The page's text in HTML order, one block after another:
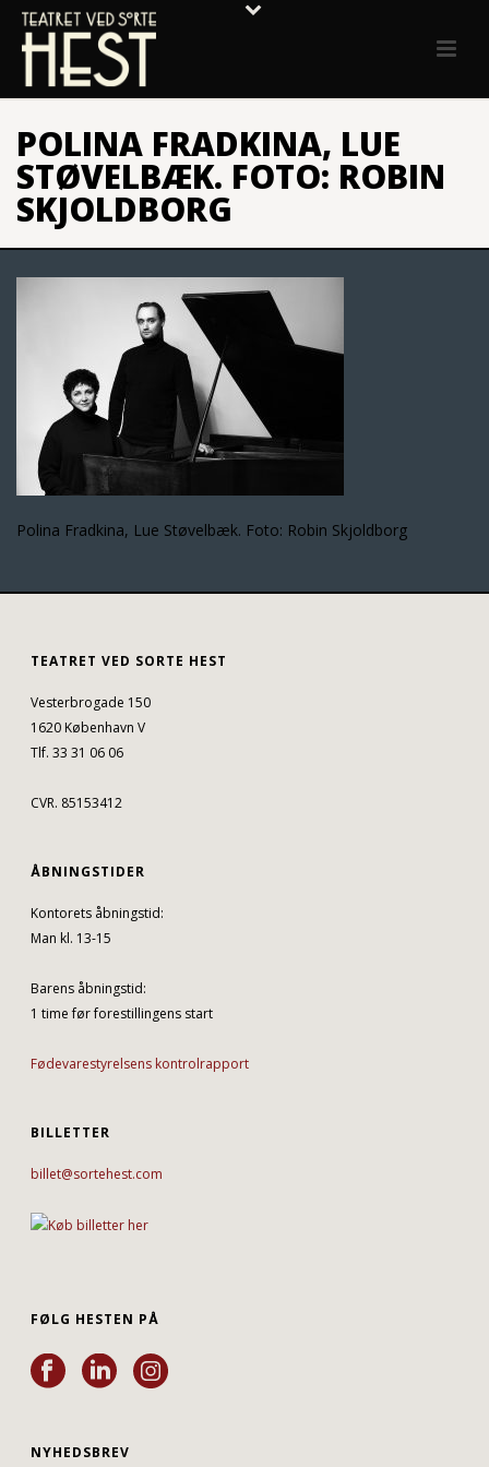
POLINA FRADKINA, LUE
STØVELBÆK. FOTO: ROBIN
SKJOLDBORG
Polina Fradkina, Lue Støvelbæk. Foto: Robin Skjoldborg
TEATRET VED SORTE HEST
Vesterbrogade 150
1620 København V
Tlf. 33 31 06 06
CVR. 85153412
ÅBNINGSTIDER
Kontorets åbningstid:
Man kl. 13-15
Barens åbningstid:
1 time før forestillingens start
Fødevarestyrelsens kontrolrapport
BILLETTER
billet@sortehest.com
FØLG HESTEN PÅ
NYHEDSBREV